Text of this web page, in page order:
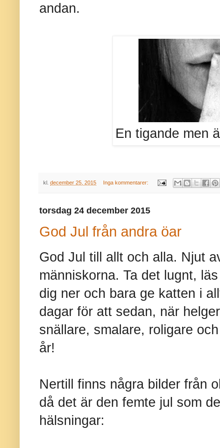
andan.
En tigande men
kl. december 25, 2015 Inga kommentarer:
torsdag 24 december 2015
God Jul från andra öar
God Jul till allt och alla. Njut
människorna. Ta det lugnt,
dig ner och bara ge katten i
dagar för att sedan, när
snällare, smalare, roligare
år!
Nertill finns några bilder från
då det är den femte jul som
hälsningar: